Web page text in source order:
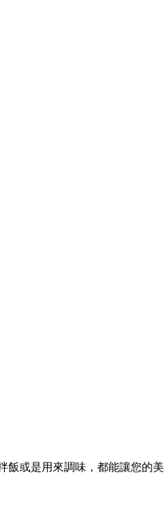
或是用來調味，都能讓您的美